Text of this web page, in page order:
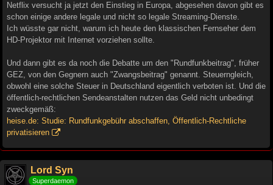
Netflix versucht ja jetzt den Einstieg in Europa, abgesehen davon gibt es
schon einige andere legale und nicht so legale Streaming-Dienste.
Ich wüsste gar nicht, warum ich heute den klassischen Fernseher dem
HD-Projektor mit Internet vorziehen sollte.
Und dann gibt es da noch die Debatte um den "Rundfunkbeitrag", früher
GEZ, von den Gegnern auch "Zwangsbeitrag" genannt. Steuerngleich,
obwohl eine solche Steuer in Deutschland eigentlich verboten ist. Und die
öffentlich-rechtlichen Sendeanstalten nutzen das Geld nicht unbedingt
zweckgemäß:
heise.de: Studie: Rundfunkgebühr abschaffen, Öffentlich-Rechtliche
privatisieren
Lord Syn
Superdaemon